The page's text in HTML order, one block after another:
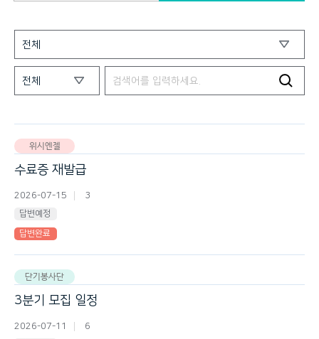
위시엔젤
수료증 재발급
2026-07-15 3
답변예정
답변완료
단기봉사단
3분기 모집 일정
2026-07-11 6